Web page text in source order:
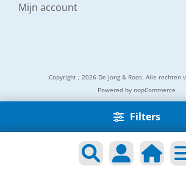
Filters
Mijn account
Copyright ; 2026 De Jong & Roos. Alle rechten
Powered by nopCommerce